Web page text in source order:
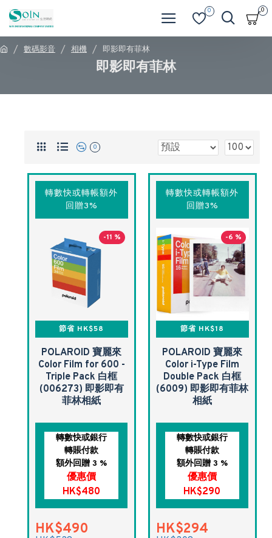
0 0
數碼影音 相機 即影即有菲林
即影即有菲林
0
轉數快或轉帳額外
回贈3%
-11 %
節省 HK$58
POLAROID 寶麗來
Color Film for 600 -
Triple Pack 白框
(006273) 即影即有
菲林相紙
轉數快或銀行
轉賬付款
額外回贈 3 %
優惠價
HK$480
HK$490
轉數快或轉帳額外
回贈3%
-6 %
節省 HK$18
POLAROID 寶麗來
Color i-Type Film
Double Pack 白框
(6009) 即影即有菲林
相紙
轉數快或銀行
轉賬付款
額外回贈 3 %
優惠價
HK$290
HK$294